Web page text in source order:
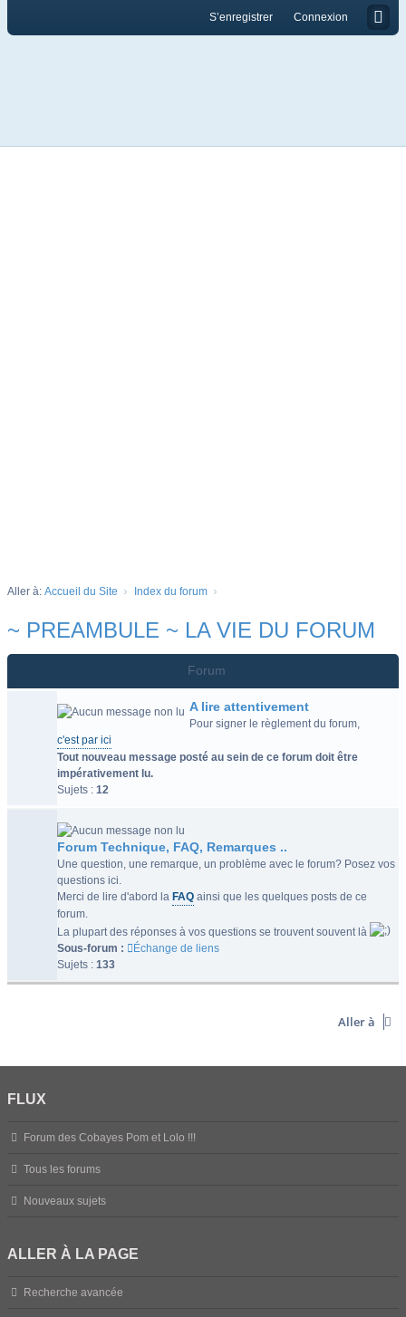
Connexion
S’enregistrer
Aller à: Accueil du Site Index du forum
~ PREAMBULE ~ LA VIE DU FORUM
Forum
A lire attentivement
Pour signer le règlement du forum,
c'est par ici
Tout nouveau message posté au sein de ce forum doit être
impérativement lu.
Sujets : 12
Forum Technique, FAQ, Remarques ..
Une question, une remarque, un problème avec le forum? Posez vos
questions ici.
Merci de lire d'abord la FAQ ainsi que les quelques posts de ce
forum.
La plupart des réponses à vos questions se trouvent souvent là
Sous-forum :
Échange de liens
Sujets : 133
Aller à
FLUX
Forum des Cobayes Pom et Lolo !!!
Tous les forums
Nouveaux sujets
ALLER À LA PAGE
Recherche avancée